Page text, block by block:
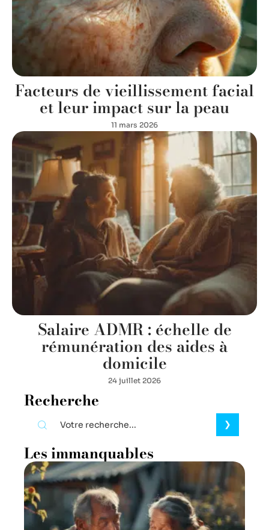
Facteurs de vieillissement facial
et leur impact sur la peau
11 mars 2026
Salaire ADMR : échelle de
rémunération des aides à
domicile
24 juillet 2026
Recherche
Les immanquables